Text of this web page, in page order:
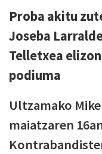
Proba akitu
Joseba
Telletxea
podiuma
Ultzamako
maiatzaren